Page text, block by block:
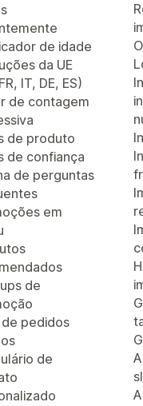
de idade
da UE
IT, DE, ES)
de contagem
de produto
de confiança
de perguntas
em
de
de pedidos
de